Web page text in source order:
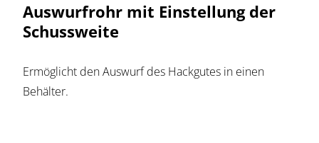
Auswurfrohr mit Einstellung der
Schussweite
Ermöglicht den Auswurf des Hackgutes in einen
Behälter.